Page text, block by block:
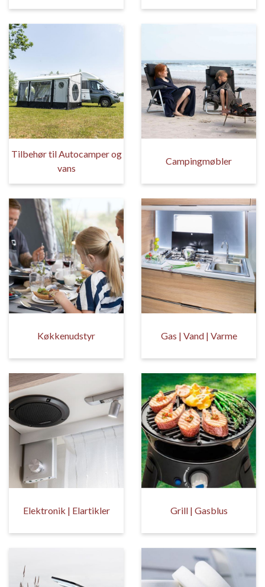
Tilbehør til Autocamper og
vans
Campingmøbler
Køkkenudstyr Gas | Vand | Varme
Elektronik | Elartikler Grill | Gasblus